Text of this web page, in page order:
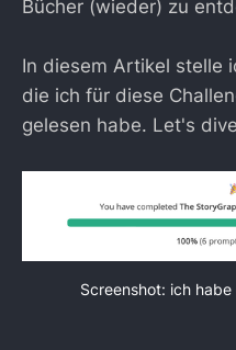
Bücher (wieder) zu
In diesem Artikel stelle
die ich für diese
gelesen habe. Let's
Screenshot: ich